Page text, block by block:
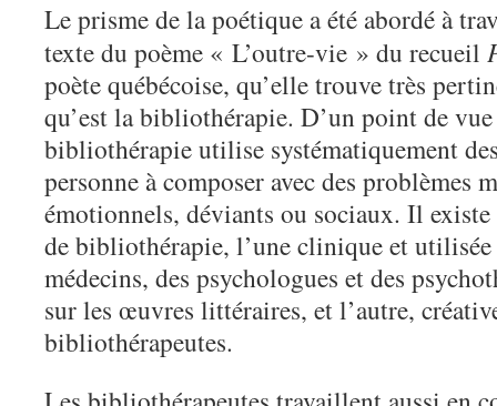
Le prisme de la poétique a été abordé à
texte du poème « L’outre-vie » du recueil
poète québécoise, qu’elle trouve très
qu’est la bibliothérapie. D’un point de
bibliothérapie utilise systématiquement
personne à composer avec des problèmes
émotionnels, déviants ou sociaux. Il
de bibliothérapie, l’une clinique et utilisée
médecins, des psychologues et des
sur les œuvres littéraires, et l’autre,
bibliothérapeutes.